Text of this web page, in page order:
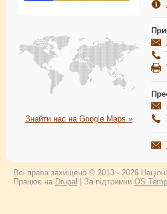
Знайти нас на Google Maps »
Всі права захищено © 2013 - 2026
Працює на Drupal | За підтримки OS